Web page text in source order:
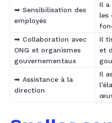
➡ Sensibilisation des
employés
Il a
les
➡ Collaboration avec
ONG et organismes
gouvernementaux
Il
et
➡ Assistance à la
direction
Il